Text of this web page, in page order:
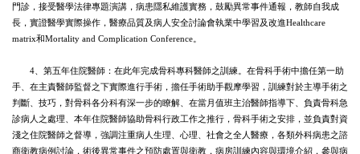
門診，接受醫學法律專題演講，病患隱私維護實務，鼓勵異常事件通報，教師自我成
長，實證醫學實際操作，醫療品質及病人安全討論會執業中學習及改進Healthcare
matrix和Mortality and Complication Conference。
4、第五年住院醫師：在此年完成骨科專科醫師之訓練。在骨科手術中擔任第一助
手、在主責醫師監督之下實際進行手術，擔任手術助手觀摩學習，訓練對於主導手術之
判斷、技巧，對骨科各分科有深一步的瞭解、在當月值班主治醫師指導下、負責骨科急
診病人之處理、本年住院醫師協助骨科行政工作之推行，骨科手術之安排，並負責對資
淺之住院醫師之督導，強調注重病人生理、心理、社會之全人醫療，各類外科病患之諮
商衛教病例討論，術後異常事件之預防處置與衛教，病房訓練內容與環境介紹，參與病